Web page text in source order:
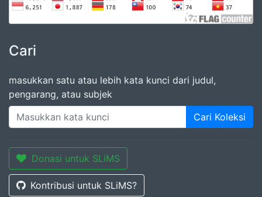
Cari
masukkan satu atau lebih kata kunci dari judul,
pengarang, atau subjek
Cari Koleksi
Donasi untuk SLiMS
Kontribusi untuk SLiMS?